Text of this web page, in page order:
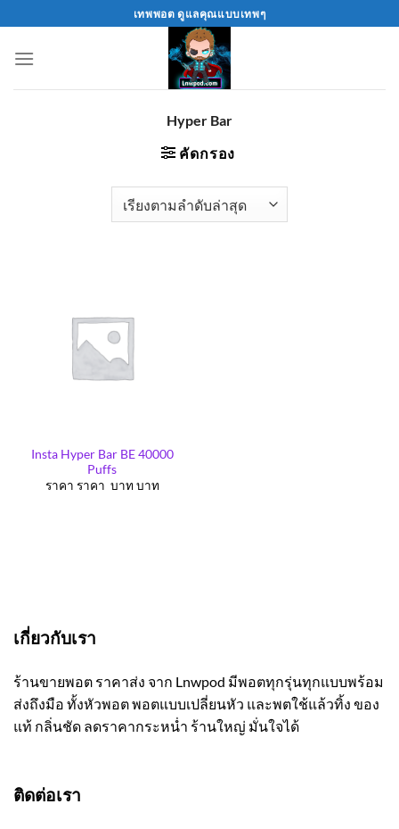
to
content
เทพพอต ดูแลคุณแบบเทพๆ
Hyper Bar
คัดกรอง
Insta Hyper Bar BE 40000
Puffs
ราคา ราคา บาท บาท
เกี่ยวกับเรา
ร้านขายพอต ราคาส่ง จาก Lnwpod มีพอตทุกรุ่นทุกแบบพร้อม
ส่งถึงมือ ทั้งหัวพอต พอตแบบเปลี่ยนหัว และพตใช้แล้วทิ้ง ของ
แท้ กลิ่นชัด ลดราคากระหน่ำ ร้านใหญ่ มั่นใจได้
ติดต่อเรา